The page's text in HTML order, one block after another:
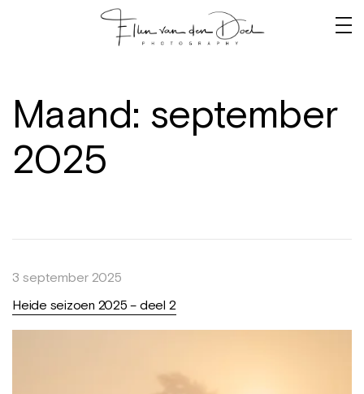
Maand: september
2025
3 september 2025
Heide seizoen 2025 – deel 2